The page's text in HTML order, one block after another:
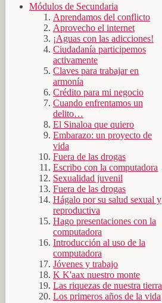
Módulos de Secundaria
Aprendamos del conflicto
Aprovecho el internet
¡Aguas con las adicciones!
Ciudadanía participemos
activamente
Claves para trabajar en
armonía
Crédito para mi negocio
Cuando enfrentamos un
delito…
El Sinaloa que quiero
Embarazo: un proyecto de
vida
Fuera de las drogas
Escribo con la computadora
Sexualidad juvenil
Fuera de las drogas
Hágalo por su salud sexual y
reproductiva
Hago presentaciones con la
computadora
Introducción al uso de la
computadora
Jóvenes y trabajo
K K'aax nuestro monte
Las riquezas de nuestra tierra
Los primeros años de la vida